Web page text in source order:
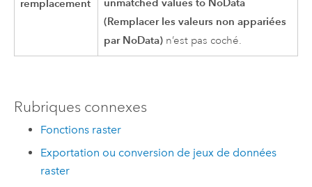
remplacement
(Remplacer les valeurs non appariées
par NoData) n’est pas coché.
Rubriques connexes
Fonctions raster
Exportation ou conversion de jeux de données
raster